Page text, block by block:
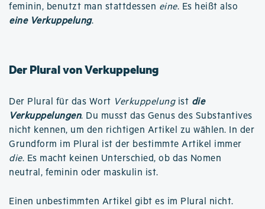
feminin, benutzt man stattdessen eine. Es heißt also
eine Verkuppelung.
Der Plural von Verkuppelung
Der Plural für das Wort Verkuppelungist die
Verkuppelungen. Du musst das Genus des Substantives
nicht kennen, um den richtigen Artikel zu wählen. In der
Grundform im Plural ist der bestimmte Artikel immer
die. Es macht keinen Unterschied, ob das Nomen
neutral, feminin oder maskulin ist.
Einen unbestimmten Artikel gibt es im Plural nicht.